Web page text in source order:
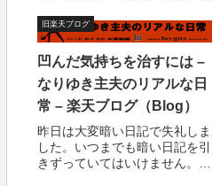
た。ま、色々書いてはいるもの
の、私はとても感謝していま
す。嘘ではありません。以前の
日記、「母の日記念、嫁から見
たファンタジーワールド...
旧楽天ブログ
凹んだ気持ちを治すには –
なりゆき主夫のリアルな日
常 – 楽天ブログ（Blog）
昨日は大変暗い日記で失礼しま
した。いつまでも暗い日記を引
きずっていてはいけません。と